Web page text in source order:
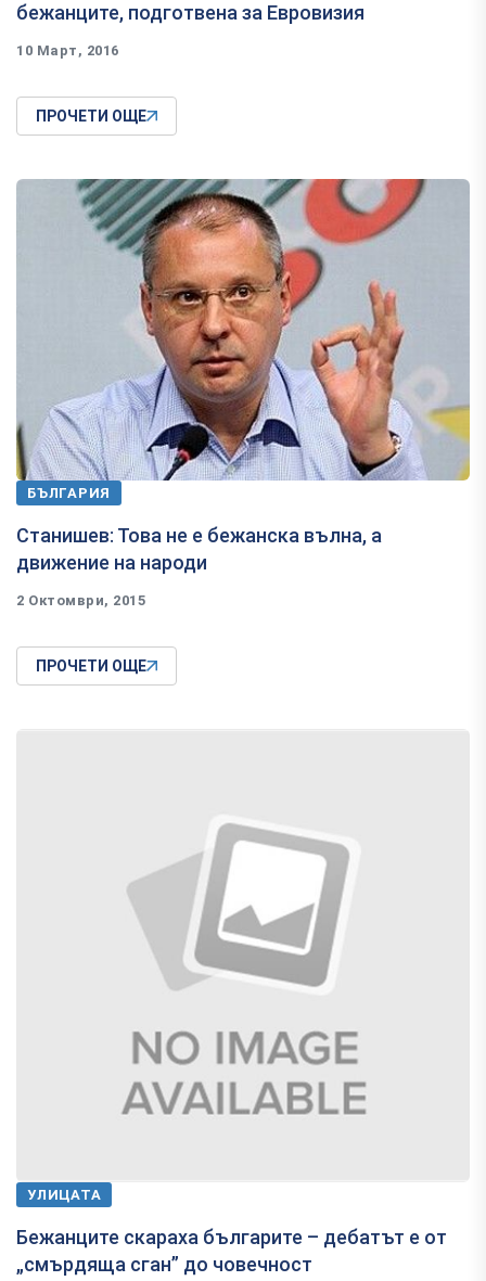
бежанците, подготвена за Евровизия
10 Март, 2016
ПРОЧЕТИ ОЩЕ
БЪЛГАРИЯ
Станишев: Това не е бежанска вълна, а
движение на народи
2 Октомври, 2015
ПРОЧЕТИ ОЩЕ
УЛИЦАТА
Бежанците скараха българите – дебатът е от
„смърдяща сган” до човечност